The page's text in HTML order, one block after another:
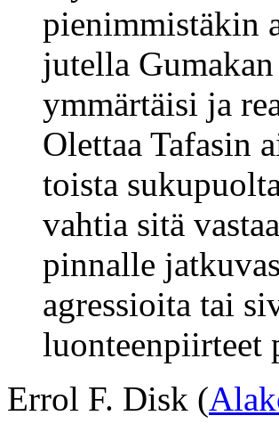
pienimmistäkin
jutella
ymmärtäisi ja
Olettaa Tafasin
toista
vahtia sitä
pinnalle
agressioita tai
luonteenpiirteet
Errol F. Disk (